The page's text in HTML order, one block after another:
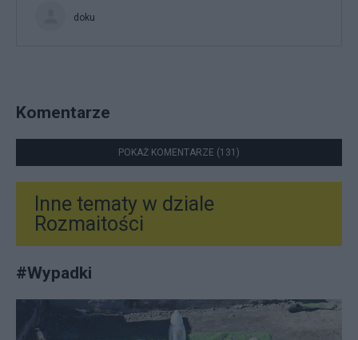
doku
Komentarze
POKAŻ KOMENTARZE (131)
Inne tematy w dziale
Rozmaitości
#Wypadki